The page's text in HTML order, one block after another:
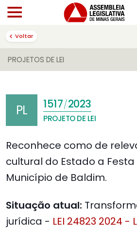
Voltar
PROJETOS DE LEI
PL 1517/2023
PROJETO DE LEI
Reconhece como de
cultural do Estado a
Município de Baldim.
Situação atual:
jurídica - LEI 24823 2024 -